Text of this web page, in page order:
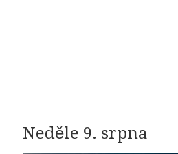
Neděle 9. srpna